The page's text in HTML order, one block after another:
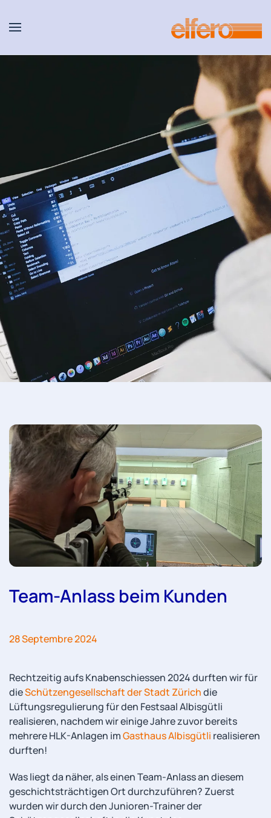
Team-Anlass beim Kunden
28 Septembre 2024
Rechtzeitig aufs Knabenschiessen 2024 durften wir für
dieSchützengesellschaft der Stadt Zürichdie
Lüftungsregulierung für den Festsaal Albisgütli
realisieren, nachdem wir einige Jahre zuvor bereits
mehrere HLK-Anlagen imGasthaus Albisgütli realisieren
durften!
Was liegt da näher, als einen Team-Anlass an diesem
geschichtsträchtigen Ort durchzuführen? Zuerst
wurden wir durch den Junioren-Trainer der